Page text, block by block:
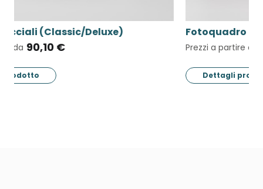
Fotoquadro alluminio D-bond
Prezzi a partire da
Dettagli prodotto